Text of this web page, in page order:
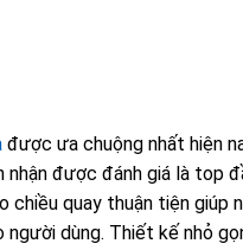
được ưa chuộng nhất hiện
được đánh giá là top
quay thuận tiện
dùng. Thiết kế nhỏ